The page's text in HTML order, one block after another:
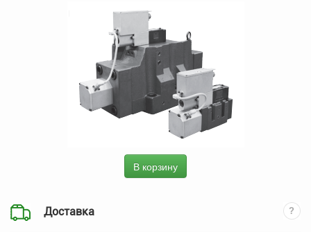
В корзину
Доставка